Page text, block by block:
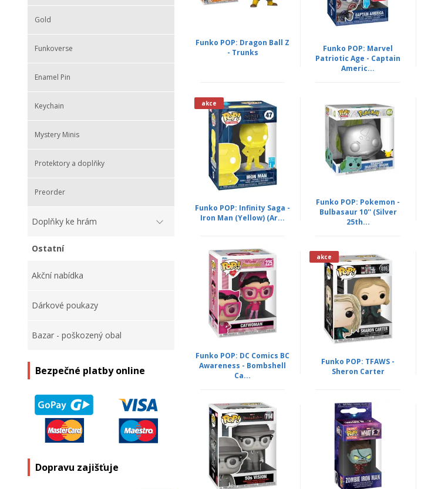
Gold
Funkoverse
Enamel Pin
Keychain
Mystery Minis
Protektory a doplňky
Preorder
Doplňky ke hrám
Ostatní
Akční nabídka
Dárkové poukazy
Bazar - poškozený obal
Bezpečné platby online
Dopravu zajišťuje
Funko POP: Dragon Ball Z
- Trunks
Funko POP: Marvel
Patriotic Age - Captain
Americ...
akce
Funko POP: Infinity Saga -
Iron Man (Yellow) (Ar...
Funko POP: Pokemon -
Bulbasaur 10'' (Silver
25th...
Funko POP: DC Comics BC
Awareness - Bombshell
Ca...
akce
Funko POP: TFAWS -
Sheron Carter